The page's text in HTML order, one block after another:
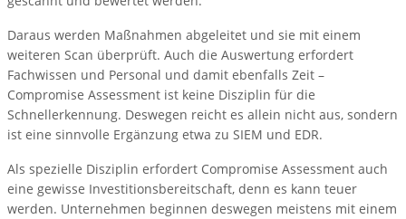
Daraus werden Maßnahmen abgeleitet und sie mit einem
weiteren Scan überprüft. Auch die Auswertung erfordert
Fachwissen und Personal und damit ebenfalls Zeit –
Compromise Assessment ist keine Disziplin für die
Schnellerkennung. Deswegen reicht es allein nicht aus, sondern
ist eine sinnvolle Ergänzung etwa zu SIEM und EDR.
Als spezielle Disziplin erfordert Compromise Assessment auch
eine gewisse Investitionsbereitschaft, denn es kann teuer
werden. Unternehmen beginnen deswegen meistens mit einem